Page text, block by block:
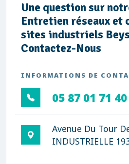
Une question sur
Entretien réseaux et
sites industriels
Contactez-Nous
INFORMATIONS DE
05 87 01 71 40
Avenue Du Tour
INDUSTRIELLE